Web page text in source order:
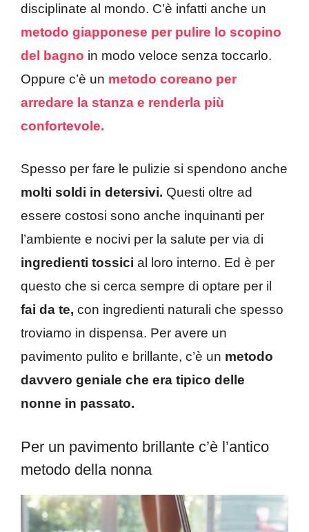
disciplinate al mondo. C’è infatti anche un
metodo giapponese per pulire lo scopino
del bagno in modo veloce senza toccarlo.
Oppure c’è un metodo coreano per
arredare la stanza e renderla più
confortevole.
Spesso per fare le pulizie si spendono anche
molti soldi in detersivi. Questi oltre ad
essere costosi sono anche inquinanti per
l’ambiente e nocivi per la salute per via di
ingredienti tossici al loro interno. Ed è per
questo che si cerca sempre di optare per il
fai da te, con ingredienti naturali che spesso
troviamo in dispensa. Per avere un
pavimento pulito e brillante, c’è un metodo
davvero geniale che era tipico delle
nonne in passato.
Per un pavimento brillante c’è l’antico
metodo della nonna